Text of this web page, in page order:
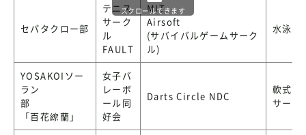
セパタクロー部
テニス
サーク
ル
FAULT
MIT
Airsoft
(サバイバルゲームサーク
ル)
水泳部
YOSAKOIソー
ラン
部
「百花繚蘭」
女子バ
レーボ
ール同
好会
Darts Circle NDC
軟式野
サーク
スクロールできます